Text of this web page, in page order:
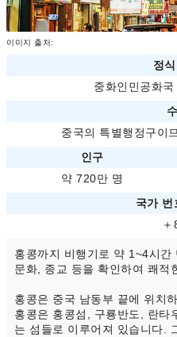
이미지 출처:
정
중화인민공화
중국의 특별행정구이
인구
약 720만 명
국가 번
홍콩까지 비행기로 약 1~4시간
문화, 종교 등을 확인하여 쾌적
홍콩은 중국 남동부 끝에 위치
홍콩은 홍콩섬, 구룡반도, 란타
는 섬들로 이루어져 있습니다.